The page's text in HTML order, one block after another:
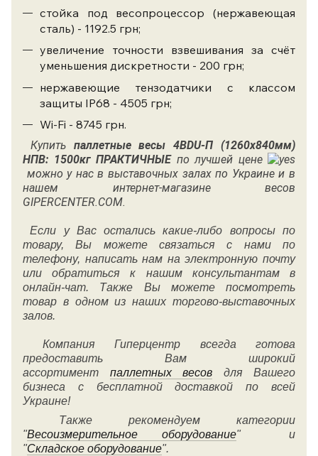
стойка под весопроцессор (нержавеющая
сталь) - 1192.5 грн;
увеличение точности взвешивания за счёт
уменьшения дискретности - 200 грн;
нержавеющие тензодатчики с классом
защиты IP68 - 4505 грн;
Wi-Fi - 8745 грн.
Купить паллетные весы4BDU-П (1260х840мм)
НПВ: 1500кг ПРАКТИЧНЫЕпо лучшей цене
можно у нас в выставочных залах по Украине и в
нашем интернет-магазине весов
GIPERCENTER.COM.
Если у Вас остались какие-либо вопросы по
товару, Вы можете связаться с нами по
телефону, написать нам на электронную почту
или обратиться к нашим консультантам в
онлайн-чат. Также Вы можете посмотреть
товар в одном из наших торгово-выставочных
залов.
Компания Гиперцентр всегда готова
предоставить Вам широкий
ассортимент паллетных весов для Вашего
бизнеса с бесплатной доставкой по всей
Украине!
Также рекомендуем категории
"Весоизмерительное оборудование" и
"Складское оборудование".